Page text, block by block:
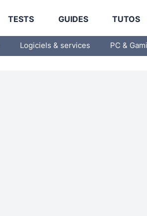
TESTS GUIDES TUTOS
Logiciels & services PC &